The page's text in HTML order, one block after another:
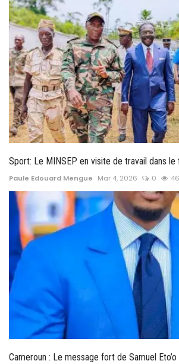
Sport: Le MINSEP en visite de travail dans le
Paule Edouard Mengue Mar 4, 2026 0
Cameroun : Le message fort de Samuel Eto’o